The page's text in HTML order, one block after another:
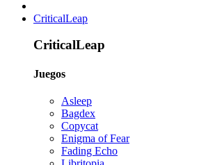
CriticalLeap
CriticalLeap
Juegos
Asleep
Bagdex
Copycat
Enigma of Fear
Fading Echo